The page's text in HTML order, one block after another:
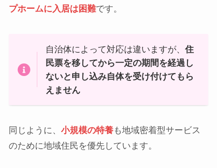
プホームに入居は困難です。
自治体によって対応は違いますが、住
民票を移してから一定の期間を経過し
ないと申し込み自体を受け付けてもら
えません
同じように、 小規模の特養も地域密着型サービス
のために地域住民を優先しています。